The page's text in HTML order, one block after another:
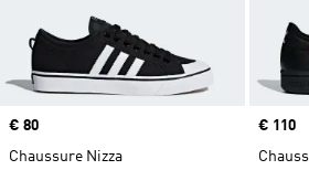
Prix
€ 80
Chaussure Nizza
Prix
€ 110